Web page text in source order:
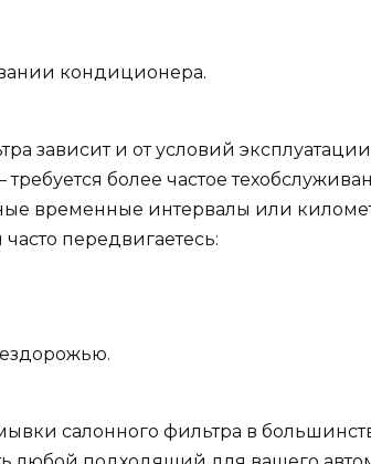
кондиционера.
зависит и от условий
более частое
временные интервалы или
передвигаетесь:
салонного фильтра в